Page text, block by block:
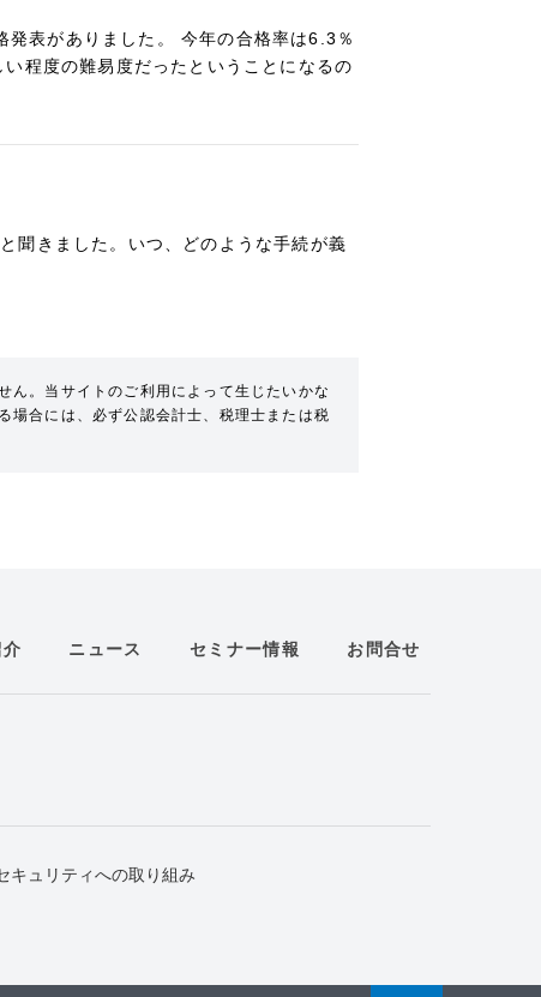
表がありました。 今年の合格率は6.3％
程度の難易度だったということになるの
聞きました。いつ、どのような手続が義
ん。当サイトのご利用によって生じたいかな
場合には、必ず公認会計士、税理士または税
ニュース セミナー情報 お問合せ
キュリティへの取り組み